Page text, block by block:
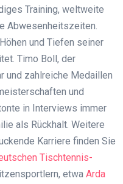
Training, weltweite
Abwesenheitszeiten.
und Tiefen seiner
Timo Boll, der
und zahlreiche Medaillen
und
in Interviews immer
als Rückhalt. Weitere
Karriere finden Sie
Tischtennis-
etwa Arda